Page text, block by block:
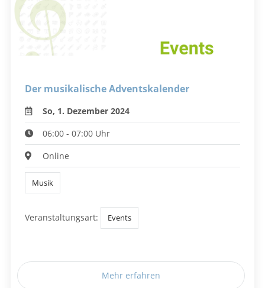
Der musikalische Adventskalender
So, 1. Dezember 2024
06:00 - 07:00 Uhr
Online
Musik
Veranstaltungsart: Events
Mehr erfahren